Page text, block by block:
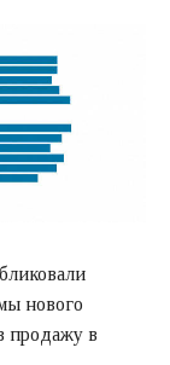
нового
продажу в